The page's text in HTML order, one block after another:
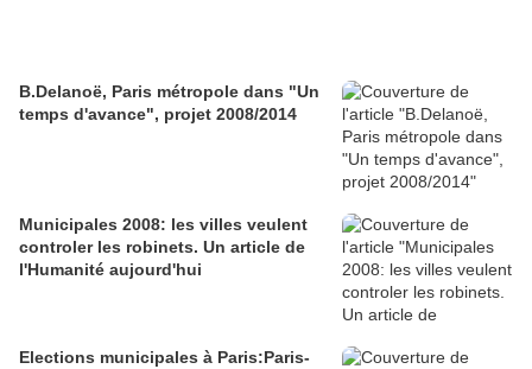
B.Delanoë, Paris métropole dans "Un
temps d'avance", projet 2008/2014
Municipales 2008: les villes veulent
controler les robinets. Un article de
l'Humanité aujourd'hui
Elections municipales à Paris:Paris-